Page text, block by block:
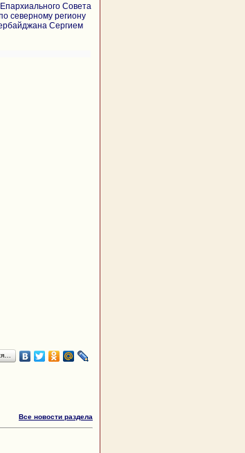
Совета
северному региону
Сергием
Все новости раздела